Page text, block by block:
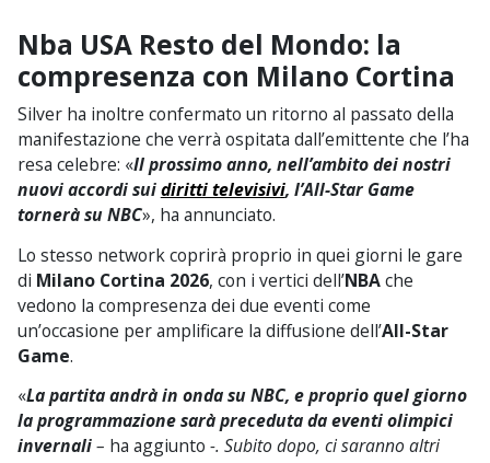
Nba USA Resto del Mondo: la
compresenza con Milano Cortina
Silver ha inoltre confermato un ritorno al passato della
manifestazione che verrà ospitata dall’emittente che l’ha
resa celebre: «Il prossimo anno, nell’ambito dei nostri
nuovi accordi suidiritti televisivi, l’All-Star Game
tornerà su NBC», ha annunciato.
Lo stesso network coprirà proprio in quei giorni le gare
di Milano Cortina 2026, con i vertici dell’NBAche
vedono la compresenza dei due eventi come
un’occasione per amplificare la diffusione dell’All-Star
Game.
«La partita andrà in onda su NBC, e proprio quel giorno
la programmazione sarà preceduta da eventi olimpici
invernali– ha aggiunto -. Subito dopo, ci saranno altri